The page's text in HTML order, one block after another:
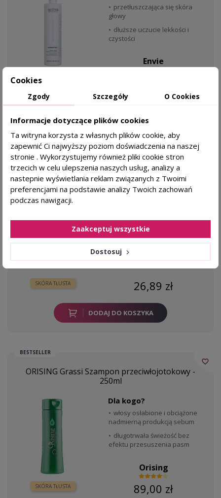
SKÓRA TŁUSTA
przetłuszczająca się skóra
głowy
dłuższe uczucie lekkości i
czystości
Envie
YOPE Balance my hair Szampon do włosów
przetłuszczających się - 300ml
SKÓRA TŁUSTA
Dla kogo?
YOPE
26,89 zł
DODAJ DO KOSZYKA
BESTSELLER
ORISING Grassi Szampon przeciwłojotokowy -
250ml
SKÓRA TŁUSTA
Dla kogo?
włosy osłabione i obciążone
nadmierną produkcją sebum
długotrwała świeżość bez
efektu przesuszenia pasm
Orising
89,00 zł
favorite_border
Cookies
Zgody Szczegóły O Cookies
Informacje dotyczące plików cookies
Ta witryna korzysta z własnych plików cookie, aby
zapewnić Ci najwyższy poziom doświadczenia na naszej
stronie . Wykorzystujemy również pliki cookie stron
trzecich w celu ulepszenia naszych usług, analizy a
nastepnie wyświetlania reklam związanych z Twoimi
preferencjami na podstawie analizy Twoich zachowań
podczas nawigacji.
Dostosuj
Zaakceptuj wszystkie